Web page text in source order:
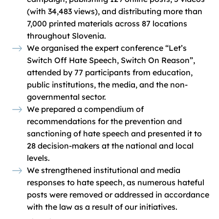
(with 34,483 views), and distributing more than
7,000 printed materials across 87 locations
throughout Slovenia.
We organised the expert conference “Let’s
Switch Off Hate Speech, Switch On Reason”,
attended by 77 participants from education,
public institutions, the media, and the non-
governmental sector.
We prepared a compendium of
recommendations for the prevention and
sanctioning of hate speech and presented it to
28 decision-makers at the national and local
levels.
We strengthened institutional and media
responses to hate speech, as numerous hateful
posts were removed or addressed in accordance
with the law as a result of our initiatives.